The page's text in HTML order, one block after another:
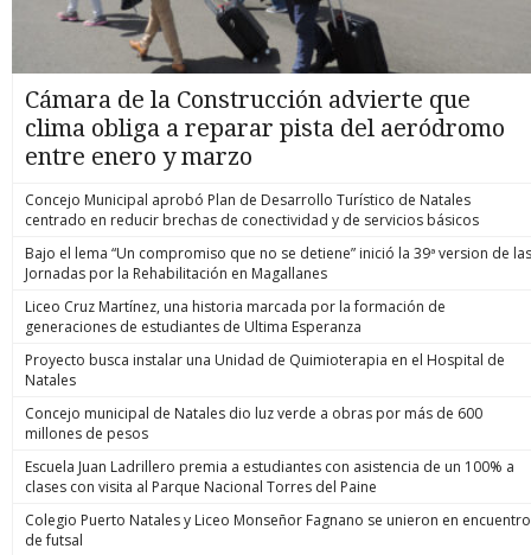
Cámara de la Construcción advierte que
clima obliga a reparar pista del aeródromo
entre enero y marzo
Concejo Municipal aprobó Plan de Desarrollo Turístico de Natales
centrado en reducir brechas de conectividad y de servicios básicos
Bajo el lema “Un compromiso que no se detiene” inició la 39ª version de las
Jornadas por la Rehabilitación en Magallanes
Liceo Cruz Martínez, una historia marcada por la formación de
generaciones de estudiantes de Ultima Esperanza
Proyecto busca instalar una Unidad de Quimioterapia en el Hospital de
Natales
Concejo municipal de Natales dio luz verde a obras por más de 600
millones de pesos
Escuela Juan Ladrillero premia a estudiantes con asistencia de un 100% a
clases con visita al Parque Nacional Torres del Paine
Colegio Puerto Natales y Liceo Monseñor Fagnano se unieron en encuentro
de futsal